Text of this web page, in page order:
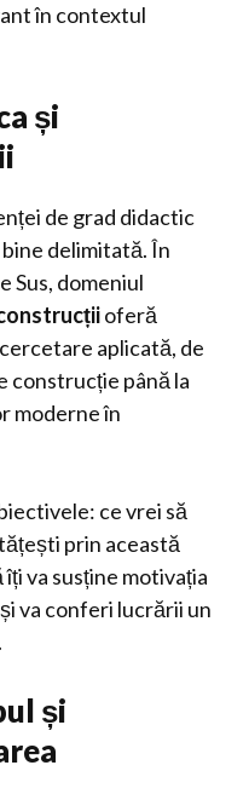
în contextul
și
de grad didactic
delimitată. În
Sus, domeniul
oferă
aplicată, de
construcție până la
moderne în
ce vrei să
prin această
va susține motivația
va conferi lucrării un
și